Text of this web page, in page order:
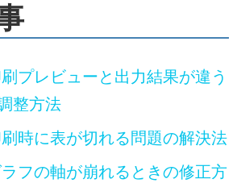
プレビューと出力結果が違う
整方法
時に表が切れる問題の解決法
フの軸が崩れるときの修正方